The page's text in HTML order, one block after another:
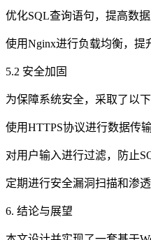
优化SQL查询语句，提高数
使用Nginx进行负载均衡，提
5.2 安全加固
为保障系统安全，采取了以下
使用HTTPS协议进行数据传
对用户输入进行过滤，防止
定期进行安全漏洞扫描和渗
6. 结论与展望